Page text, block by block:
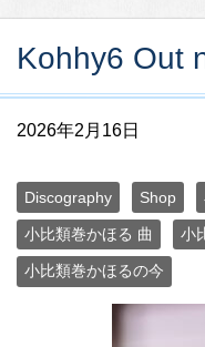
Kohhy6 Out
2026年2月16日
Discography Shop
小比類巻かほる 曲 小
小比類巻かほるの今